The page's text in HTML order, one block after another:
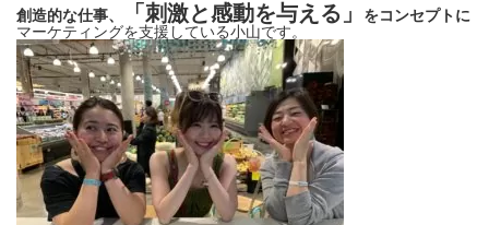
創造的な仕事、 「刺激と感動を与える」
をコンセプトに
マーケティングを支援している小山です。